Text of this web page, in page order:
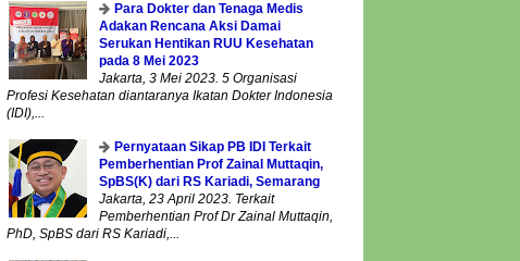
Para Dokter dan Tenaga Medis
Adakan Rencana Aksi Damai
Serukan Hentikan RUU Kesehatan
pada 8 Mei 2023
Jakarta, 3 Mei 2023. 5 Organisasi
Profesi Kesehatan diantaranya Ikatan Dokter Indonesia
(IDI),...
Pernyataan Sikap PB IDI Terkait
Pemberhentian Prof Zainal Muttaqin,
SpBS(K) dari RS Kariadi, Semarang
Jakarta, 23 April 2023. Terkait
Pemberhentian Prof Dr Zainal Muttaqin,
PhD, SpBS dari RS Kariadi,...